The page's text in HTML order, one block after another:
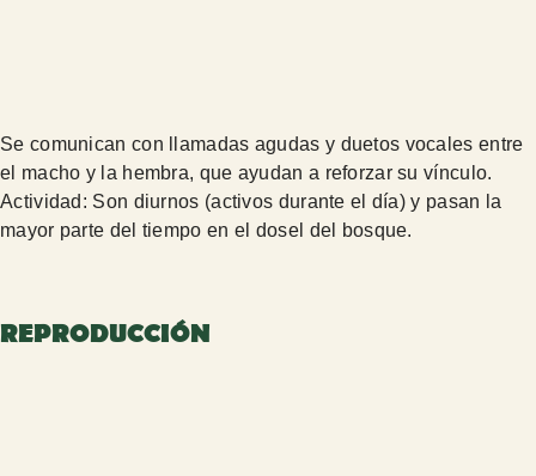
Se comunican con llamadas agudas y duetos vocales entre
el macho y la hembra, que ayudan a reforzar su vínculo.
Actividad: Son diurnos (activos durante el día) y pasan la
mayor parte del tiempo en el dosel del bosque.
REPRODUCCIÓN